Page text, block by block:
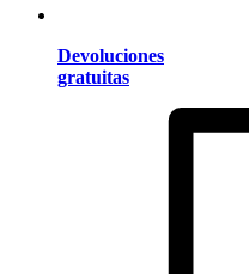
Devoluciones
gratuitas